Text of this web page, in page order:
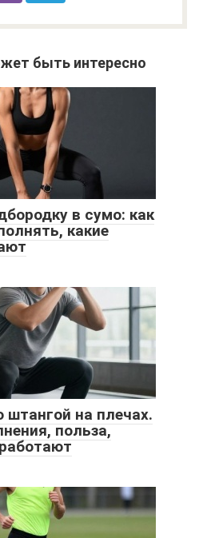
быть интересно
в сумо: как
какие
штангой на плечах.
польза,